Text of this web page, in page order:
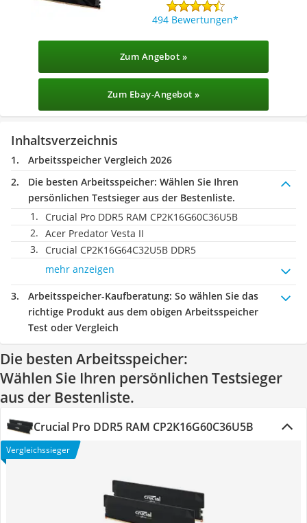
494 Bewertungen
Zum Angebot »
Zum Ebay-Angebot »
Inhaltsverzeichnis
Arbeitsspeicher Vergleich 2026
Die besten Arbeitsspeicher: Wählen Sie Ihren
persönlichen Testsieger aus der Bestenliste.
Crucial Pro DDR5 RAM CP2K16G60C36U5B
Acer Predator Vesta II
Crucial CP2K16G64C32U5B DDR5
mehr anzeigen
Arbeitsspeicher-Kaufberatung: So wählen Sie das
richtige Produkt aus dem obigen Arbeitsspeicher
Test oder Vergleich
Die besten Arbeitsspeicher:
Wählen Sie Ihren persönlichen Testsieger
aus der Bestenliste.
Crucial Pro DDR5 RAM CP2K16G60C36U5B
Vergleichssieger